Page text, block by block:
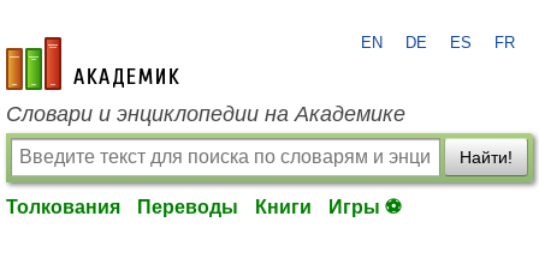
academic.ru
EN DE ES FR
Словари и энциклопедии на Академике
Найти!
Толкования Переводы Книги Игры ⚽